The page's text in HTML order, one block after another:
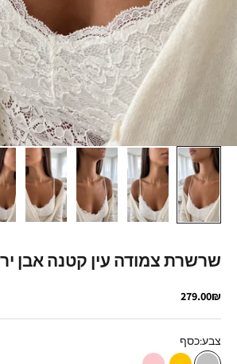
שרשרת צמודה עין קטנה אבן
מחיר מבצע
279.00₪
צבע:כסף